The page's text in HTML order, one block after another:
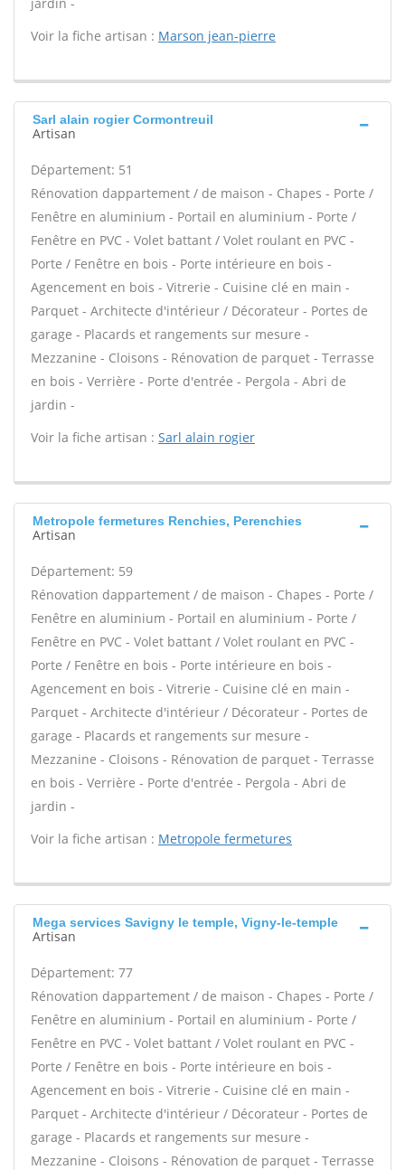
Voir la fiche artisan : Marson jean-pierre
Sarl alain rogier Cormontreuil
Artisan
Département: 51
Rénovation dappartement / de maison - Chapes - Porte /
Fenêtre en aluminium - Portail en aluminium - Porte /
Fenêtre en PVC - Volet battant / Volet roulant en PVC -
Porte / Fenêtre en bois - Porte intérieure en bois -
Agencement en bois - Vitrerie - Cuisine clé en main -
Parquet - Architecte d'intérieur / Décorateur - Portes de
garage - Placards et rangements sur mesure -
Mezzanine - Cloisons - Rénovation de parquet - Terrasse
en bois - Verrière - Porte d'entrée - Pergola - Abri de
jardin -
Voir la fiche artisan : Sarl alain rogier
Metropole fermetures Renchies, Perenchies
Artisan
Département: 59
Rénovation dappartement / de maison - Chapes - Porte /
Fenêtre en aluminium - Portail en aluminium - Porte /
Fenêtre en PVC - Volet battant / Volet roulant en PVC -
Porte / Fenêtre en bois - Porte intérieure en bois -
Agencement en bois - Vitrerie - Cuisine clé en main -
Parquet - Architecte d'intérieur / Décorateur - Portes de
garage - Placards et rangements sur mesure -
Mezzanine - Cloisons - Rénovation de parquet - Terrasse
en bois - Verrière - Porte d'entrée - Pergola - Abri de
jardin -
Voir la fiche artisan : Metropole fermetures
Mega services Savigny le temple, Vigny-le-temple
Artisan
Département: 77
Rénovation dappartement / de maison - Chapes - Porte /
Fenêtre en aluminium - Portail en aluminium - Porte /
Fenêtre en PVC - Volet battant / Volet roulant en PVC -
Porte / Fenêtre en bois - Porte intérieure en bois -
Agencement en bois - Vitrerie - Cuisine clé en main -
Parquet - Architecte d'intérieur / Décorateur - Portes de
garage - Placards et rangements sur mesure -
Mezzanine - Cloisons - Rénovation de parquet - Terrasse